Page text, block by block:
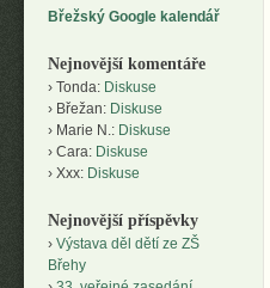
Břežský Google kalendář
Nejnovější komentáře
Tonda: Diskuse
Břežan: Diskuse
Marie N.: Diskuse
Cara: Diskuse
Xxx: Diskuse
Nejnovější příspěvky
Výstava děl dětí ze ZŠ
Břehy